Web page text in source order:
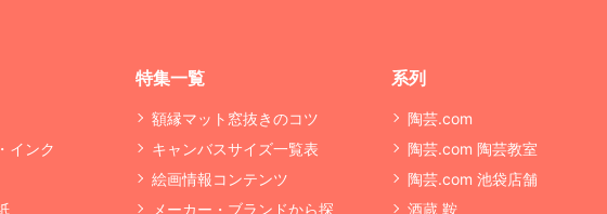
インク
特集一覧
額縁マット窓抜きのコツ
キャンバスサイズ一覧表
絵画情報コンテンツ
メーカー・ブランドから探
系列
陶芸.com
陶芸.com 陶芸教室
陶芸.com 池袋店舗
酒蔵 鞍